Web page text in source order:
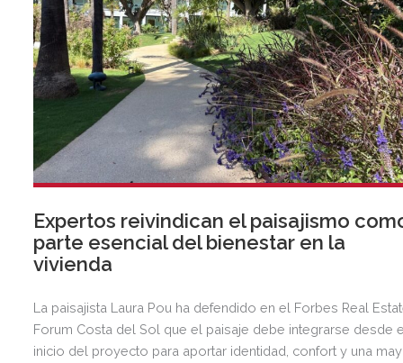
Expertos reivindican el paisajismo
parte esencial del bienestar en la
vivienda
La paisajista Laura Pou ha defendido en el Forbes Real
Forum Costa del Sol que el paisaje debe integrarse desde
inicio del proyecto para aportar identidad, confort y una